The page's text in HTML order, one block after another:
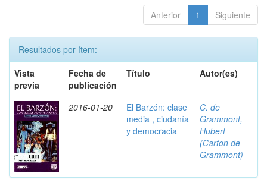
Anterior 1 Siguiente
Resultados por ítem:
Vista
previa
Fecha de
publicación
Título Autor(es)
2016-01-20
El Barzón: clase
media , ciudanía
y democracia
C. de
Grammont,
Hubert
(Carton de
Grammont)